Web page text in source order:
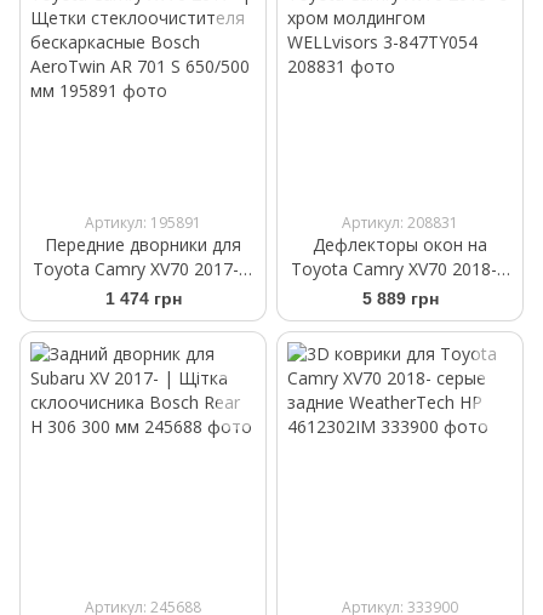
Артикул: 195891
Передние дворники для
Toyota Camry XV70 2017- |
Щетки стеклоочистителя
бескаркасные Bosch
AeroTwin AR 701 S 650/500
мм
1 474 грн
Артикул: 208831
Дефлекторы окон на
Toyota Camry XV70 2018- с
хром молдингом
WELLvisors 3-847TY054
5 889 грн
Артикул: 245688 Артикул: 333900